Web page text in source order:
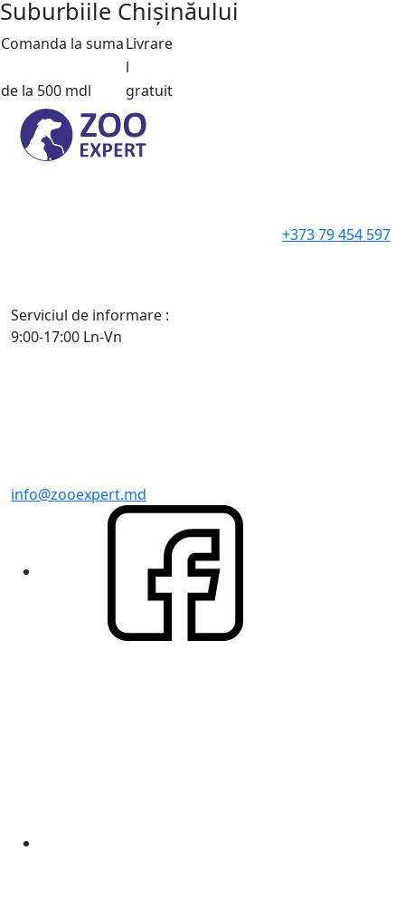
Suburbiile Chișinăului
Comanda la sumaLivrare
l
de la 500 mdl
gratuit
+373 79 454 597
Serviciul de informare :
9:00-17:00 Ln-Vn
info@zooexpert.md